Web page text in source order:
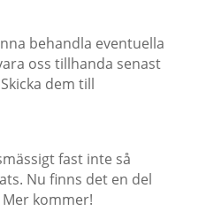
behandla eventuella
oss tillhanda senast
dem till
fast inte så
Nu finns det en del
kommer!